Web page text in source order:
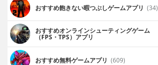
おすすめ飽きない暇つぶしゲームアプリ (34)
おすすめオンラインシューティングゲーム
（FPS・TPS）アプリ
おすすめ無料ゲームアプリ (609)